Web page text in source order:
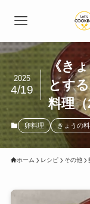
《き
とす
料理
2025
4/19
卵料理 きょうの
ホーム レシピ その他